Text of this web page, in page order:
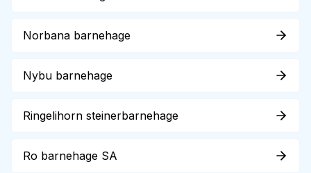
Norbana barnehage
Nybu barnehage
Ringelihorn steinerbarnehage
Ro barnehage SA